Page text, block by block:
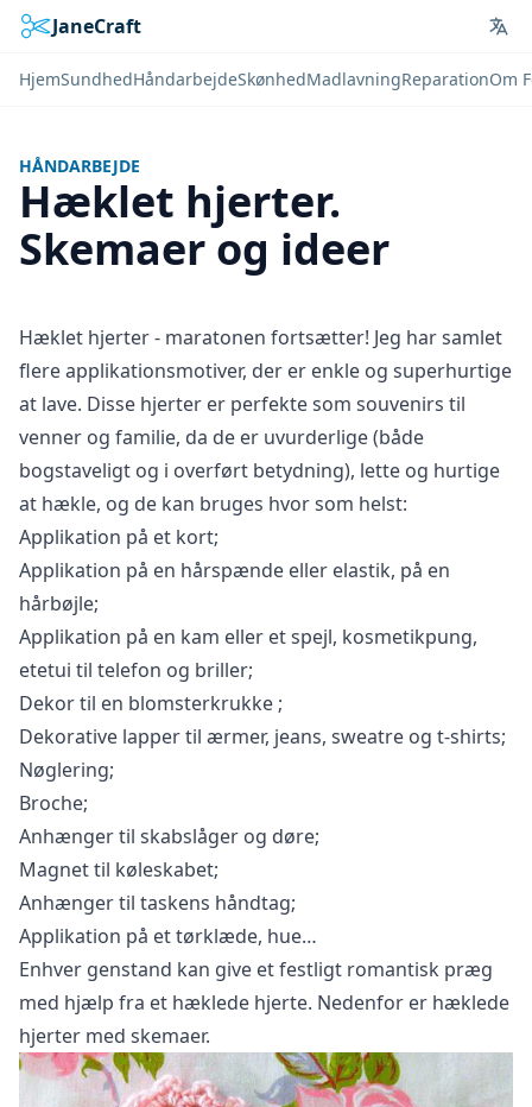
JaneCraft
HjemSundhedHåndarbejdeSkønhedMadlavningReparationOm
HÅNDARBEJDE
Hæklet hjerter.
Skemaer og ideer
Hæklet hjerter - maratonen fortsætter! Jeg har samlet
flere applikationsmotiver, der er enkle og superhurtige
at lave. Disse hjerter er perfekte som souvenirs til
venner og familie, da de er uvurderlige (både
bogstaveligt og i overført betydning), lette og hurtige
at hækle, og de kan bruges hvor som helst:
Applikation på et kort;
Applikation på en hårspænde eller elastik, på en
hårbøjle;
Applikation på en kam eller et spejl, kosmetikpung,
etetui til telefon og briller;
Dekor til en blomsterkrukke ;
Dekorative lapper til ærmer, jeans, sweatre og t-shirts;
Nøglering;
Broche;
Anhænger til skabslåger og døre;
Magnet til køleskabet;
Anhænger til taskens håndtag;
Applikation på et tørklæde, hue…
Enhver genstand kan give et festligt romantisk præg
med hjælp fra et hæklede hjerte. Nedenfor er hæklede
hjerter med skemaer.